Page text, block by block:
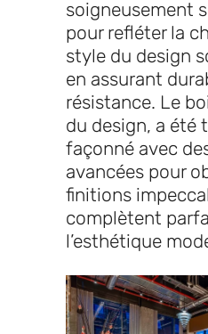
soigneusement
pour refléter la
style du design
en assurant
résistance. Le
du design, a été
façonné avec
avancées pour
finitions
complètent
l’esthétique